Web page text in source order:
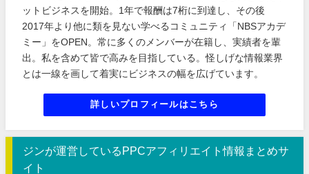
ットビジネスを開始。1年で報酬は7桁に到達し、その後
2017年より他に類を見ない学べるコミュニティ「NBSアカデ
ミー」をOPEN。常に多くのメンバーが在籍し、実績者を輩
出。私を含めて皆で高みを目指している。怪しげな情報業界
とは一線を画して着実にビジネスの幅を広げています。
詳しいプロフィールはこちら
ジンが運営しているPPCアフィリエイト情報まとめサ
イト